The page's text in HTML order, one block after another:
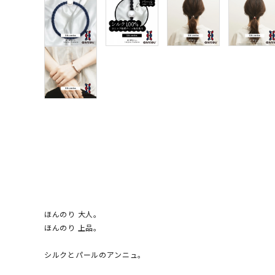
ほんのり 大人。
ほんのり 上品。
シルクとパールのアンニュ。